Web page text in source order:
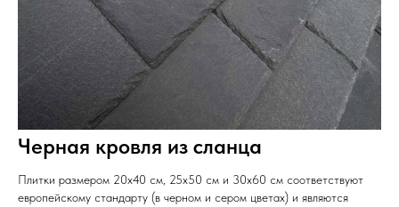
Черная кровля из сланца
Плитки размером 20x40 см, 25x50 см и 30x60 см соответствуют
европейскому стандарту (в черном и сером цветах) и являются